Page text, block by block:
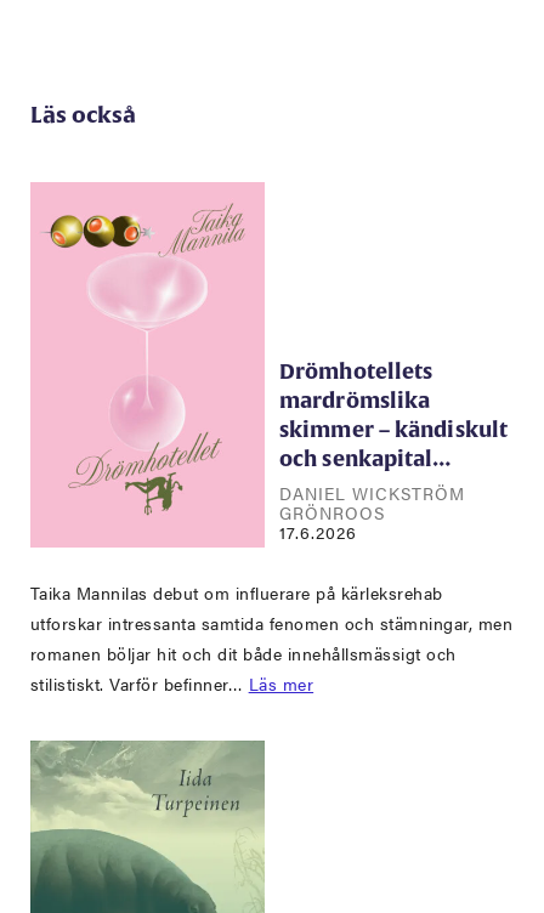
Läs också
Drömhotellets
mardrömslika
skimmer – kändiskult
och senkapital…
DANIEL WICKSTRÖM
GRÖNROOS
17.6.2026
Taika Mannilas debut om influerare på kärleksrehab
utforskar intressanta samtida fenomen och stämningar, men
romanen böljar hit och dit både innehållsmässigt och
stilistiskt. Varför befinner… Läs mer